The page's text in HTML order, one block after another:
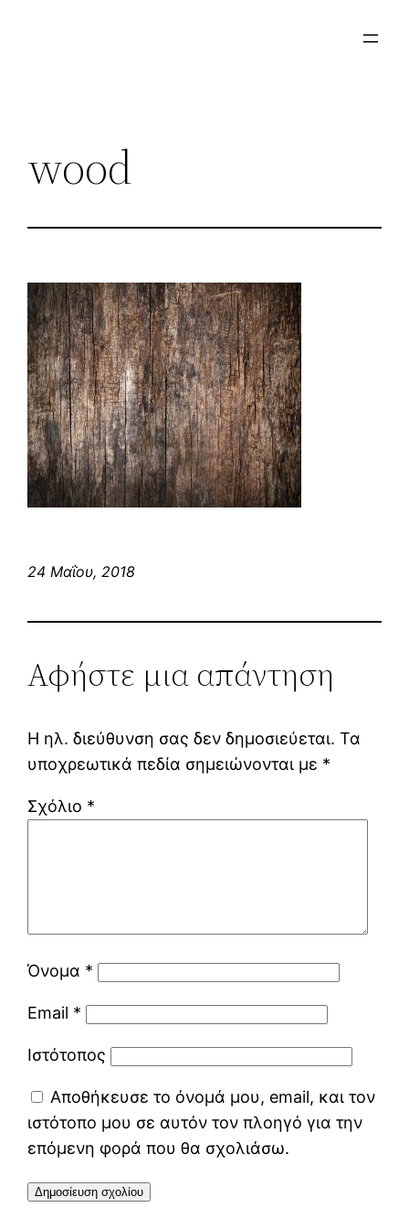
wood
24 Μαΐου, 2018
Αφήστε μια απάντηση
Η ηλ. διεύθυνση σας δεν δημοσιεύεται. Τα
υποχρεωτικά πεδία σημειώνονται με *
Σχόλιο *
Όνομα *
Email *
Ιστότοπος
Αποθήκευσε το όνομά μου, email, και τον
ιστότοπο μου σε αυτόν τον πλοηγό για την
επόμενη φορά που θα σχολιάσω.